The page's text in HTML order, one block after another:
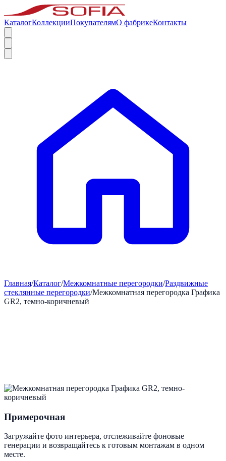
КаталогКоллекцииПокупателямО фабрикеКонтакты
Главная/Каталог/Межкомнатные перегородки/Раздвижные
стеклянные перегородки/Межкомнатная перегородка Графика
GR2, темно-коричневый
Примерочная
Загружайте фото интерьера, отслеживайте фоновые
генерации и возвращайтесь к готовым монтажам в одном
месте.